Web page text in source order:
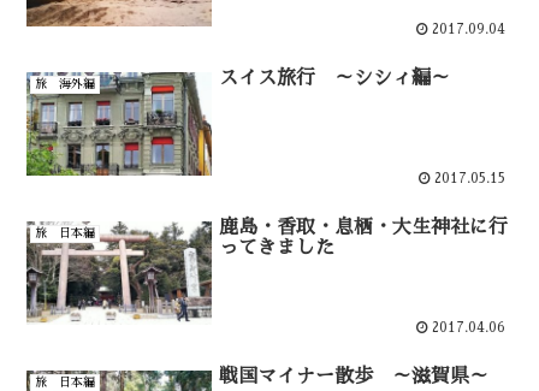
2017.09.04
旅 海外編 スイス旅行 ～シシィ編～
2017.05.15
旅 日本編
鹿島・香取・息栖・大生神社に行
ってきました
2017.04.06
旅 日本編 戦国マイナー散歩 ～滋賀県～